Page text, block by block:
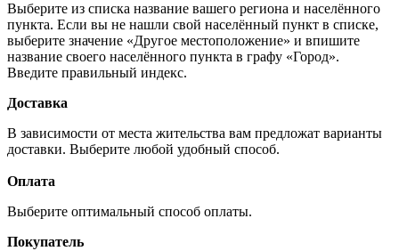
Выберите из списка название вашего региона и населённого
пункта. Если вы не нашли свой населённый пункт в списке,
выберите значение «Другое местоположение» и впишите
название своего населённого пункта в графу «Город».
Введите правильный индекс.
Доставка
В зависимости от места жительства вам предложат варианты
доставки. Выберите любой удобный способ.
Оплата
Выберите оптимальный способ оплаты.
Покупатель